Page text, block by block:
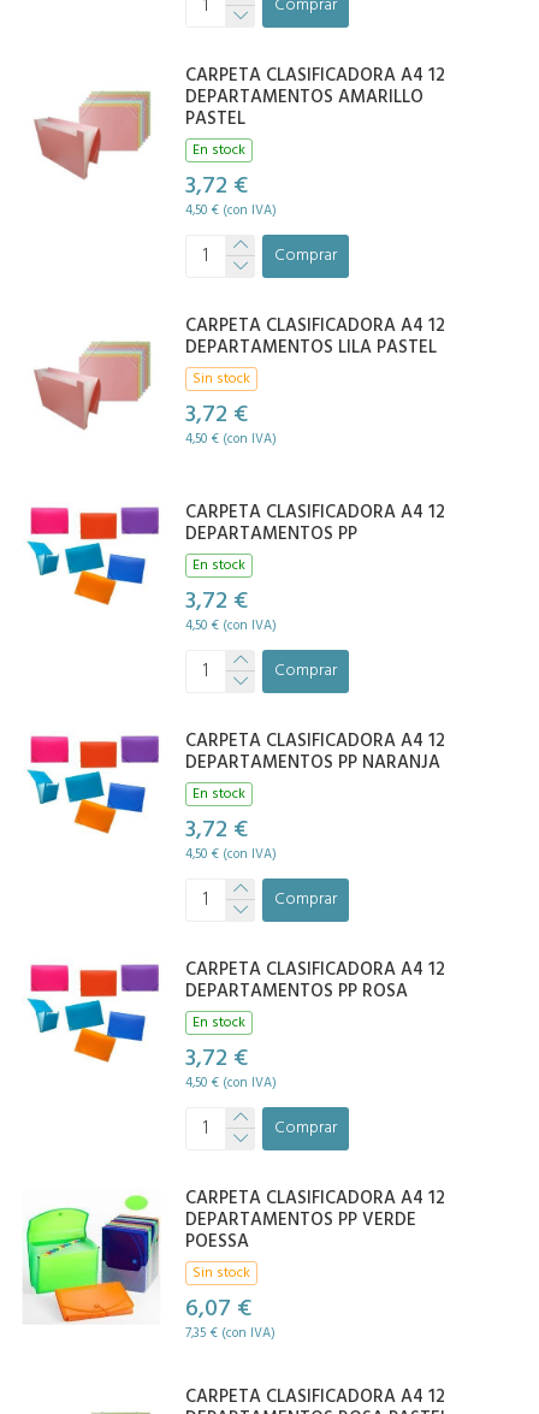
CARPETA CLASIFICADORA A4 12
DEPARTAMENTOS AMARILLO
PASTEL
En stock
3,72 €
4,50 € (con IVA)
Comprar
CARPETA CLASIFICADORA A4 12
DEPARTAMENTOS LILA PASTEL
Sin stock
3,72 €
4,50 € (con IVA)
CARPETA CLASIFICADORA A4 12
DEPARTAMENTOS PP
En stock
3,72 €
4,50 € (con IVA)
Comprar
CARPETA CLASIFICADORA A4 12
DEPARTAMENTOS PP NARANJA
En stock
3,72 €
4,50 € (con IVA)
Comprar
CARPETA CLASIFICADORA A4 12
DEPARTAMENTOS PP ROSA
En stock
3,72 €
4,50 € (con IVA)
Comprar
CARPETA CLASIFICADORA A4 12
DEPARTAMENTOS PP VERDE
POESSA
Sin stock
6,07 €
7,35 € (con IVA)
CARPETA CLASIFICADORA A4 12